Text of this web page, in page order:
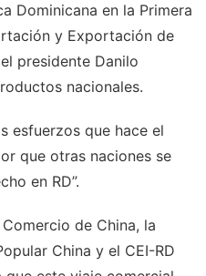
Dominicana en la Primera
y Exportación de
presidente Danilo
nacionales.
esfuerzos que hace el
que otras naciones se
en RD”.
de China, la
China y el CEI-RD